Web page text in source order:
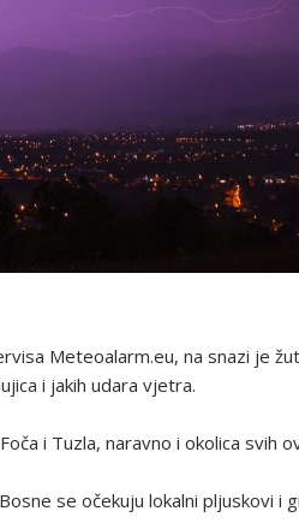
Meteoalarm.eu, na snazi je
i jakih udara vjetra.
i Tuzla, naravno i okolica svih
se očekuju lokalni pljuskovi i